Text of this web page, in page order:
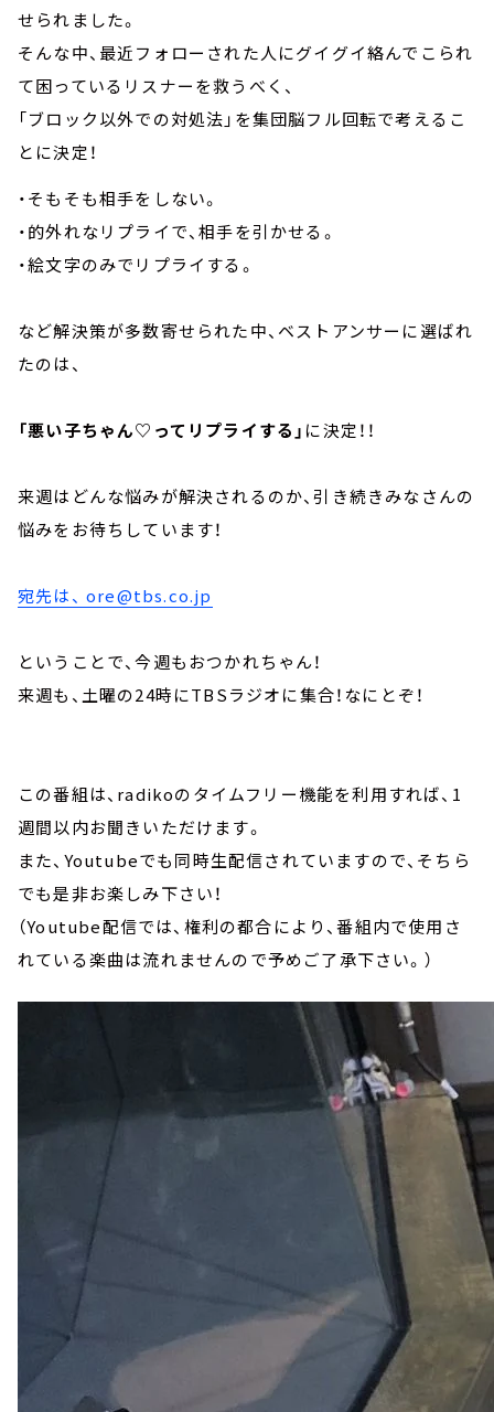
せられました。
そんな中、最近フォローされた人にグイグイ絡んでこられ
て困っているリスナーを救うべく、
「ブロック以外での対処法」を集団脳フル回転で考えるこ
とに決定！
・そもそも相手をしない。
・的外れなリプライで、相手を引かせる。
・絵文字のみでリプライする。
など解決策が多数寄せられた中、ベストアンサーに選ばれ
たのは、
「悪い子ちゃん♡ってリプライする」 に決定！！
来週はどんな悩みが解決されるのか、引き続きみなさんの
悩みをお待ちしています！
宛先は、 ore@tbs.co.jp
ということで、今週もおつかれちゃん！
来週も、土曜の24時にTBSラジオに集合！なにとぞ！
この番組は、radikoのタイムフリー機能を利用すれば、1
週間以内お聞きいただけます。
また、Youtubeでも同時生配信されていますので、そちら
でも是非お楽しみ下さい！
（Youtube配信では、権利の都合により、番組内で使用さ
れている楽曲は流れませんので予めご了承下さい。）